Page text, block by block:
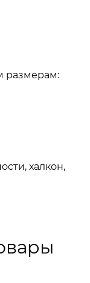
размерам:
халкон,